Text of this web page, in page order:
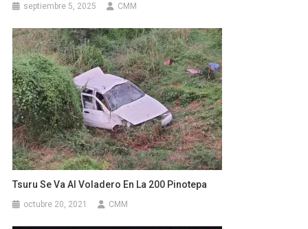
septiembre 5, 2025 CMM
Tsuru Se Va Al Voladero En La 200 Pinotepa
octubre 20, 2021 CMM